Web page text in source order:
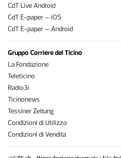
CdT Live Android
CdT E-paper – iOS
CdT E-paper – Android
Gruppo Corriere del Ticino
La Fondazione
Teleticino
Radio3i
Ticinonews
Tessiner Zeitung
Condizioni di Utilizzo
Condizioni di Vendita